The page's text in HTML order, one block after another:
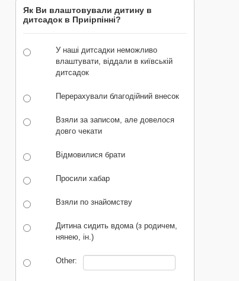
Як Ви влаштовували дитину в
дитсадок в Приірпінні?
У наші дитсадки неможливо
влаштувати, віддали в київській
дитсадок
Перерахували благодійний внесок
Взяли за записом, але довелося
довго чекати
Відмовилися брати
Просили хабар
Взяли по знайомству
Дитина сидить вдома (з родичем,
нянею, ін.)
Other: